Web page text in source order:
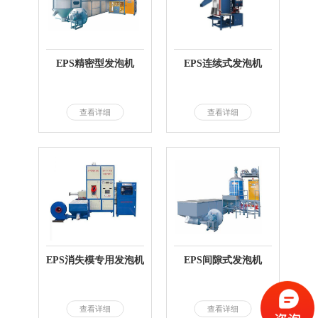
EPS精密型发泡机
查看详细
EPS连续式发泡机
查看详细
EPS消失模专用发泡机
查看详细
EPS间隙式发泡机
查看详细